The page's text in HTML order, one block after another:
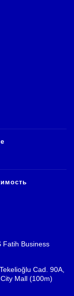
Fatih Business
Cad. 90A,
Mall (100m)